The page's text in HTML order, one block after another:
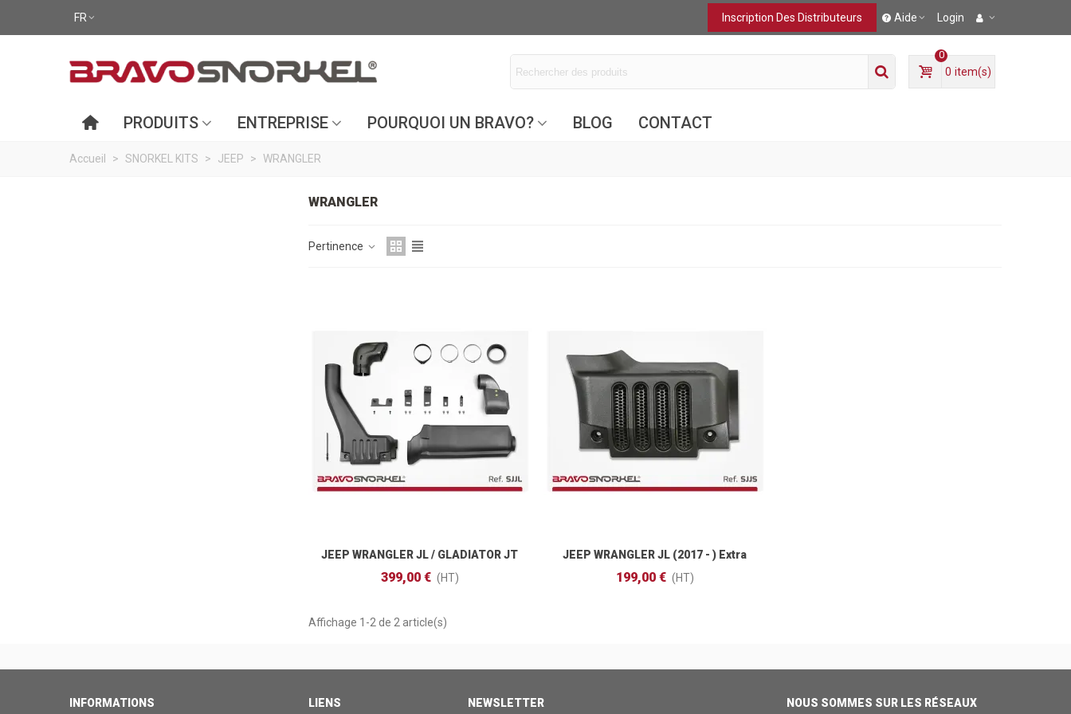
FR Aide Login
Inscription Des Distributeurs
0
0 item(s)
PRODUITS ENTREPRISE POURQUOI UN BRAVO? BLOG CONTACT
Accueil > SNORKEL KITS > JEEP > WRANGLER
WRANGLER
Pertinence
Ajouter Au Panier
JEEP WRANGLER JL / GLADIATOR JT
(2017 - )
399,00 € (HT)
Ajouter Au Panier
JEEP WRANGLER JL (2017 - ) Extra
199,00 € (HT)
Affichage 1-2 de 2 article(s)
INFORMATIONS LIENS NEWSLETTER NOUS SOMMES SUR LES RÉSEAUX